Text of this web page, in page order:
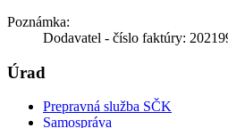
Poznámka:
Dodavatel - číslo faktúry:
Úrad
Prepravná služba SČK
Samospráva